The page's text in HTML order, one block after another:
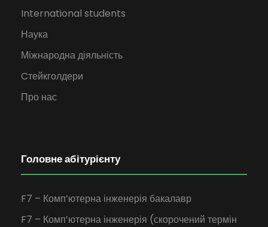
International students
Наука
Міжнародна діяльність
Cтейкголдери
Про нас
Головне абітурієнту
F7 – Комп’ютерна інженерія бакалавр
F7 – Комп’ютерна інженерія (скорочений термін